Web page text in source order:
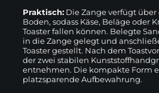
Praktisch: Die Zange verfügt
Boden, sodass Käse, Beläge oder
Toaster fallen können. Belegte
in die Zange gelegt und
Toaster gestellt. Nach dem
der zwei stabilen
entnehmen. Die kompakte Form
platzsparende Aufbewahrung.